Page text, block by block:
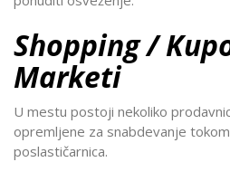
Shopping /
Marketi
U mestu postoji nekoliko
opremljene za snabdevanje
poslastičarnica.